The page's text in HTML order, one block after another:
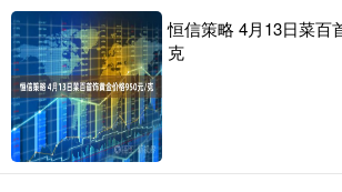
恒信策略 4月13日菜百
克